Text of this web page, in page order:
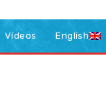
Vídeos English